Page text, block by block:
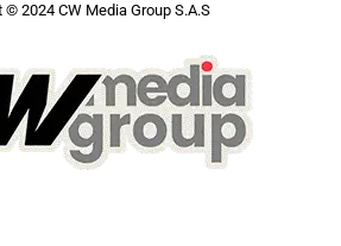
© 2024 CW Media Group S.A.S